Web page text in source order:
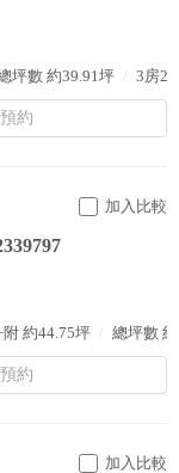
坪數 約39.91坪 3房2
加入比較
附 約44.75坪 總坪數
加入比較